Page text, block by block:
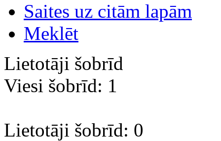
Saites uz citām lapām
Meklēt
Lietotāji šobrīd
Viesi šobrīd: 1
Lietotāji šobrīd: 0